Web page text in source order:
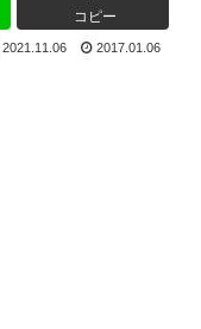
コピー
2021.11.06 2017.01.06